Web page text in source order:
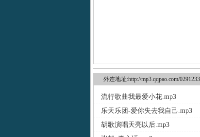
外连地址:http://mp3.qqpao.com/
流行歌曲我最爱小花.mp3
乐天乐团-爱你失去我自己.mp3
胡歌演唱天亮以后.mp3